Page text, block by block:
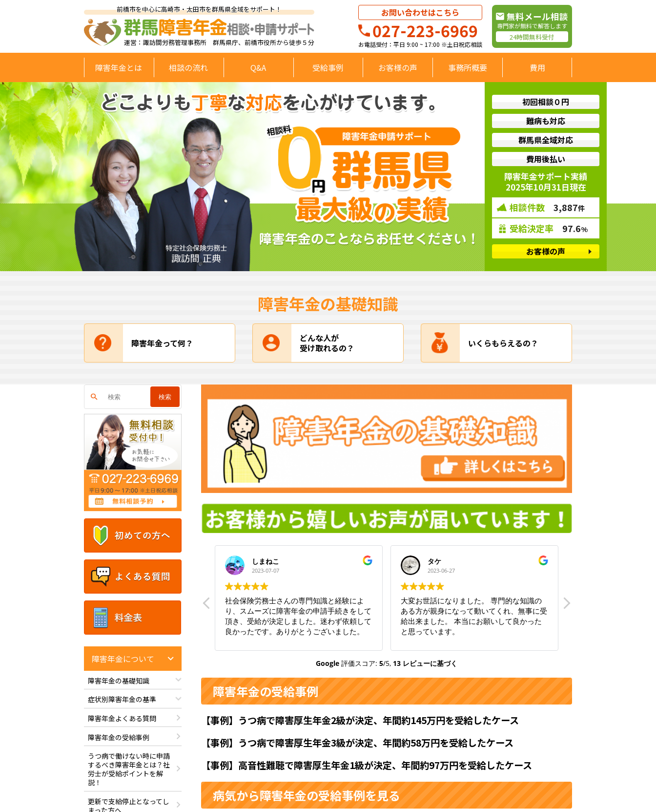
前橋市を中心に高崎市・太田市を群馬県全域をサポート！
運営：諏訪間労務管理事務所 群馬県庁、前橋市役所から徒歩５分
お問い合わせはこちら
027-223-6969
お電話受付：平日 9:00 ~ 17:00 ※土日祝応相談
無料メール相談
専門家が無料で解答します
24時間無料受付
障害年金とは 相談の流れ Q&A 受給事例 お客様の声 事務所概要 費用
初回相談０円
難病も対応
群馬県全域対応
費用後払い
障害年金サポート実績
2025年10月31日現在
相談件数 3,887件
受給決定率 97.6%
お客様の声
障害年金の基礎知識
障害年金って何？
どんな人が
受け取れるの？
いくらもらえるの？
障害年金について
障害年金の基礎知識
症状別障害年金の基準
障害年金よくある質問
障害年金の受給事例
うつ病で働けない時に申請
するべき障害年金とは？社
労士が受給ポイントを解
説！
更新で支給停止となってし
まった方へ
しまねこ
2023-07-07
社会保険労務士さんの専門知識と経験によ
り、スムーズに障害年金の申請手続きをして
頂き、受給が決定しました。迷わず依頼して
良かったです。ありがとうございました。
タケ
2023-06-27
大変お世話になりました。 専門的な知識の
ある方が親身になって動いてくれ、無事に受
給出来ました。 本当にお願いして良かった
と思っています。
Google 評価スコア: 5/5, 13 レビューに基づく
障害年金の受給事例
【事例】うつ病で障害厚生年金2級が決定、年間約145万円を受給したケース
【事例】うつ病で障害厚生年金3級が決定、年間約58万円を受給したケース
【事例】高音性難聴で障害厚生年金1級が決定、年間約97万円を受給したケース
病気から障害年金の受給事例を見る